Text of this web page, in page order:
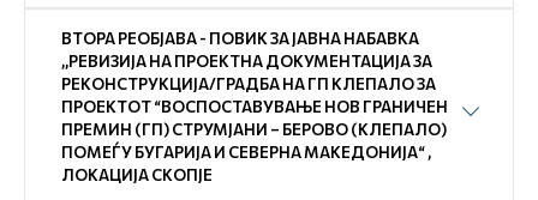
ВТОРА РЕОБЈАВА - ПОВИК ЗА ЈАВНА НАБАВКА
,,РЕВИЗИЈА НА ПРОЕКТНА ДОКУМЕНТАЦИЈА ЗА
РЕКОНСТРУКЦИЈА/ГРАДБА НА ГП КЛЕПАЛО ЗА
ПРОЕКТОТ “ВОСПОСТАВУВАЊЕ НОВ ГРАНИЧЕН
ПРЕМИН (ГП) СТРУМЈАНИ – БЕРОВО (КЛЕПАЛО)
ПОМЕЃУ БУГАРИЈА И СЕВЕРНА МАКЕДОНИЈА“ ,
ЛОКАЦИЈА СКОПЈЕ